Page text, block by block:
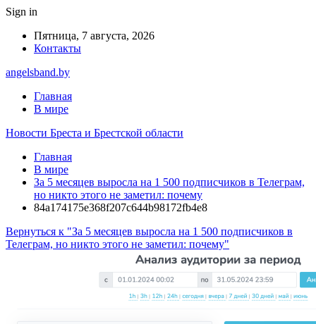
Sign in
Пятница, 7 августа, 2026
Контакты
angelsband.by
Главная
В мире
Новости Бреста и Брестской области
Главная
В мире
За 5 месяцев выросла на 1 500 подписчиков в Телеграм,
но никто этого не заметил: почему
84a174175e368f207c644b98172fb4e8
Вернуться к "За 5 месяцев выросла на 1 500 подписчиков в
Телеграм, но никто этого не заметил: почему"